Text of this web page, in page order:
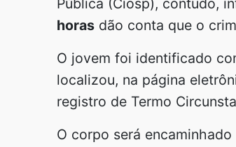
Pública (Ciosp), contudo,
horas dão conta que o
O jovem foi identificado
localizou, na página
registro de Termo
O corpo será